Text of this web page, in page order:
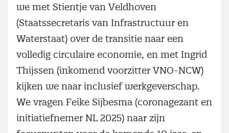
we met Stientje van Veldhoven
(Staatssecretaris van Infrastructuur en
Waterstaat) over de transitie naar een
volledig circulaire economie, en met Ingrid
Thijssen (inkomend voorzitter VNO-NCW)
kijken we naar inclusief werkgeverschap.
We vragen Feike Sijbesma (coronagezant en
initiatiefnemer NL 2025) naar zijn